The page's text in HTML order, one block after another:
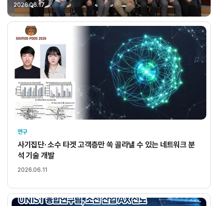
2026.06.17
연구
사기집단· 소수 타겟 고객층만 쏙 골라낼 수 있는 네트워크 분
석 기술 개발
2026.06.11